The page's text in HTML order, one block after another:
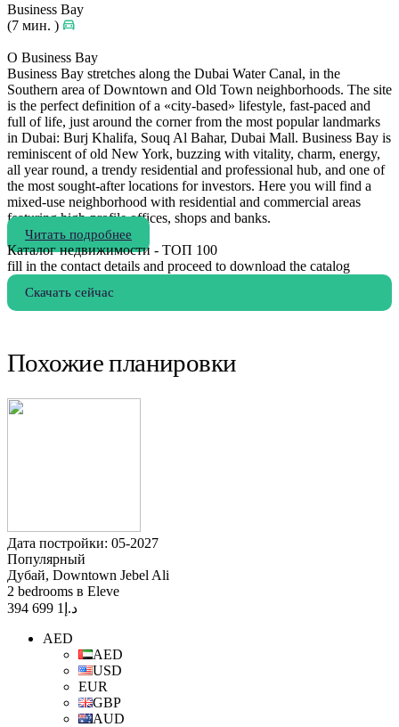
Business Bay
(7 мин. )
О Business Bay
Business Bay stretches along the Dubai Water Canal, in the
Southern area of Downtown and Old Town neighborhoods. The site
is the perfect definition of a «city-based» lifestyle, fast-paced and
full of life, just around the corner from the most popular landmarks
in Dubai: Burj Khalifa, Souq Al Bahar, Dubai Mall. Business Bay is
reminiscent of old New York, buzzing with vitality, charm, energy,
all year round, a trendy residential and professional hub, and one of
the most sought-after locations for investors. Here you will find a
mixed-use neighborhood with residential and commercial areas
featuring high-profile offices, shops and banks.
Читать подробнее
Каталог недвижимости - ТОП 100
fill in the contact details and proceed to download the catalog
Скачать сейчас
Похожие планировки
Дата постройки: 05-2027
Популярный
Дубай, Downtown Jebel Ali
2 bedrooms в Eleve
د.إ 1 699 394
AED
AED
USD
EUR
GBP
AUD